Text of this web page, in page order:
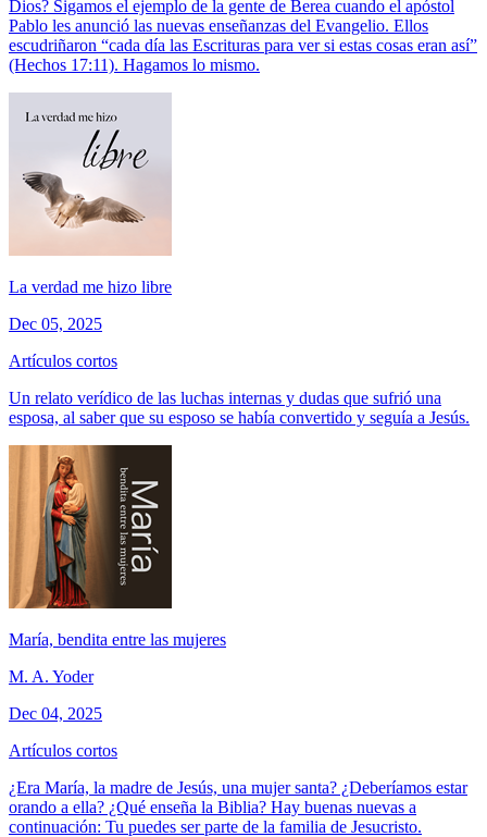
Dios? Sigamos el ejemplo de la gente de Berea cuando el apóstol
Pablo les anunció las nuevas enseñanzas del Evangelio. Ellos
escudriñaron “cada día las Escrituras para ver si estas cosas eran así”
(Hechos 17:11). Hagamos lo mismo.
La verdad me hizo libre
Dec 05, 2025
Artículos cortos
Un relato verídico de las luchas internas y dudas que sufrió una
esposa, al saber que su esposo se había convertido y seguía a Jesús.
María, bendita entre las mujeres
M. A. Yoder
Dec 04, 2025
Artículos cortos
¿Era María, la madre de Jesús, una mujer santa? ¿Deberíamos estar
orando a ella? ¿Qué enseña la Biblia? Hay buenas nuevas a
continuación: Tu puedes ser parte de la familia de Jesucristo.